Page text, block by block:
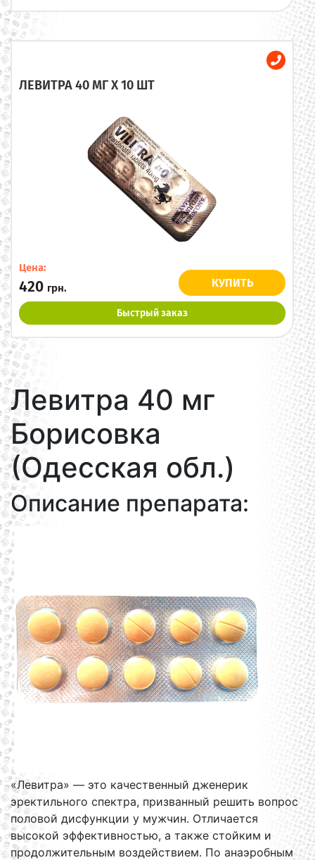
ЛЕВИТРА 40 МГ X 10 ШТ
Цена:
420 грн. КУПИТЬ
Быстрый заказ
Левитра 40 мг
Борисовка
(Одесская обл.)
Описание препарата:
«Левитра» — это качественный дженерик
эректильного спектра, призванный решить вопрос
половой дисфункции у мужчин. Отличается
высокой эффективностью, а также стойким и
продолжительным воздействием. По анаэробным